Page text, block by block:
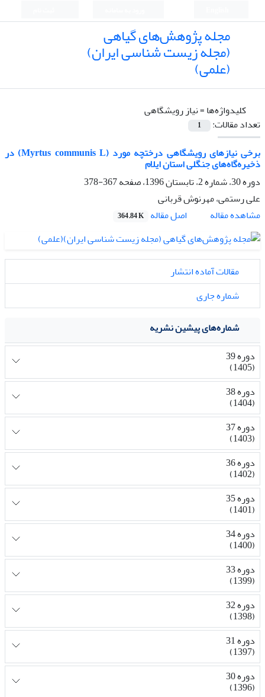
مجله پژوهش‌های گیاهی
(مجله زیست شناسی ایران)
(علمی)
کلیدواژه‌ها =نیاز رویشگاهی
تعداد مقالات:
1
برخی نیازهای رویشگاهی درختچه مورد (Myrtus communis L) در
ذخیره‌گاه‌های جنگلی استان ایلام
دوره 30، شماره 2، تابستان 1396، صفحه
367-378
علی رستمی، مهرنوش قربانی
مشاهده مقاله
اصل مقاله 364.84 K
مقالات آماده انتشار
شماره جاری
شماره‌های پیشین نشریه
دوره 39
(1405)
دوره 38
(1404)
دوره 37
(1403)
دوره 36
(1402)
دوره 35
(1401)
دوره 34
(1400)
دوره 33
(1399)
دوره 32
(1398)
دوره 31
(1397)
دوره 30
(1396)